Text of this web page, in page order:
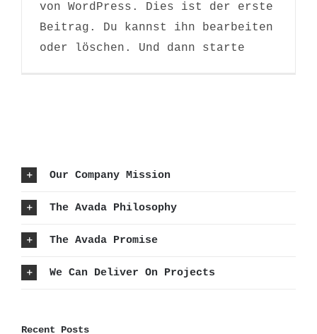
von WordPress. Dies ist der erste
Beitrag. Du kannst ihn bearbeiten
oder löschen. Und dann starte
Our Company Mission
The Avada Philosophy
The Avada Promise
We Can Deliver On Projects
Recent Posts